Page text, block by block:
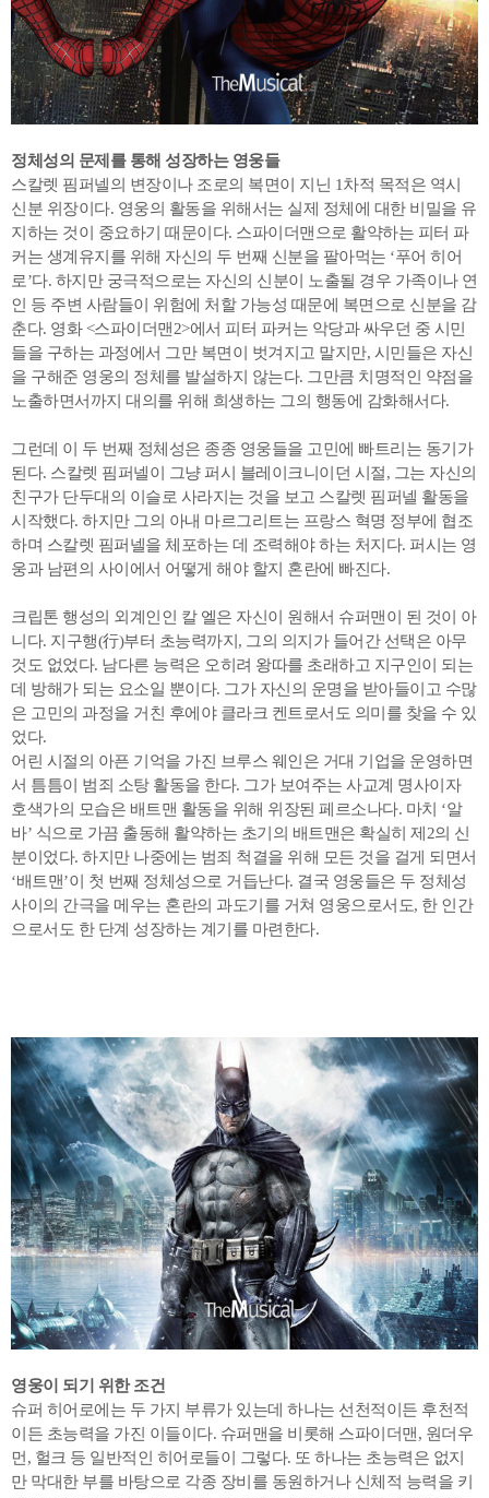
정체성의 문제를 통해 성장하는 영웅들
스칼렛 핌퍼넬의 변장이나 조로의 복면이 지닌 1차적 목적은 역시
신분 위장이다. 영웅의 활동을 위해서는 실제 정체에 대한 비밀을 유
지하는 것이 중요하기 때문이다. 스파이더맨으로 활약하는 피터 파
커는 생계유지를 위해 자신의 두 번째 신분을 팔아먹는 ‘푸어 히어
로’다. 하지만 궁극적으로는 자신의 신분이 노출될 경우 가족이나 연
인 등 주변 사람들이 위험에 처할 가능성 때문에 복면으로 신분을 감
춘다. 영화 <스파이더맨2>에서 피터 파커는 악당과 싸우던 중 시민
들을 구하는 과정에서 그만 복면이 벗겨지고 말지만, 시민들은 자신
을 구해준 영웅의 정체를 발설하지 않는다. 그만큼 치명적인 약점을
노출하면서까지 대의를 위해 희생하는 그의 행동에 감화해서다.
그런데 이 두 번째 정체성은 종종 영웅들을 고민에 빠트리는 동기가
된다. 스칼렛 핌퍼넬이 그냥 퍼시 블레이크니이던 시절, 그는 자신의
친구가 단두대의 이슬로 사라지는 것을 보고 스칼렛 핌퍼넬 활동을
시작했다. 하지만 그의 아내 마르그리트는 프랑스 혁명 정부에 협조
하며 스칼렛 핌퍼넬을 체포하는 데 조력해야 하는 처지다. 퍼시는 영
웅과 남편의 사이에서 어떻게 해야 할지 혼란에 빠진다.
크립톤 행성의 외계인인 칼 엘은 자신이 원해서 슈퍼맨이 된 것이 아
니다. 지구행(行)부터 초능력까지, 그의 의지가 들어간 선택은 아무
것도 없었다. 남다른 능력은 오히려 왕따를 초래하고 지구인이 되는
데 방해가 되는 요소일 뿐이다. 그가 자신의 운명을 받아들이고 수많
은 고민의 과정을 거친 후에야 클라크 켄트로서도 의미를 찾을 수 있
었다.
어린 시절의 아픈 기억을 가진 브루스 웨인은 거대 기업을 운영하면
서 틈틈이 범죄 소탕 활동을 한다. 그가 보여주는 사교계 명사이자
호색가의 모습은 배트맨 활동을 위해 위장된 페르소나다. 마치 ‘알
바’ 식으로 가끔 출동해 활약하는 초기의 배트맨은 확실히 제2의 신
분이었다. 하지만 나중에는 범죄 척결을 위해 모든 것을 걸게 되면서
‘배트맨’이 첫 번째 정체성으로 거듭난다. 결국 영웅들은 두 정체성
사이의 간극을 메우는 혼란의 과도기를 거쳐 영웅으로서도, 한 인간
으로서도 한 단계 성장하는 계기를 마련한다.
영웅이 되기 위한 조건
슈퍼 히어로에는 두 가지 부류가 있는데 하나는 선천적이든 후천적
이든 초능력을 가진 이들이다. 슈퍼맨을 비롯해 스파이더맨, 원더우
먼, 헐크 등 일반적인 히어로들이 그렇다. 또 하나는 초능력은 없지
만 막대한 부를 바탕으로 각종 장비를 동원하거나 신체적 능력을 키